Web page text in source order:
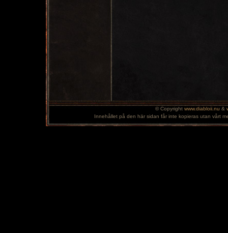
© Copyright www.diabloii.nu &
Innehållet på den här sidan får inte kopieras utan vårt